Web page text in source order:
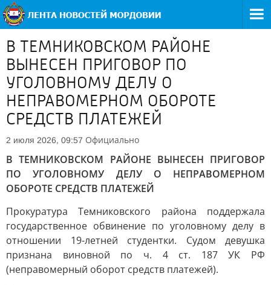
В ТЕМНИКОВСКОМ РАЙОНЕ
ВЫНЕСЕН ПРИГОВОР ПО
УГОЛОВНОМУ ДЕЛУ О
НЕПРАВОМЕРНОМ ОБОРОТЕ
СРЕДСТВ ПЛАТЕЖЕЙ
2 июля 2026, 09:57 Официально
В ТЕМНИКОВСКОМ РАЙОНЕ ВЫНЕСЕН ПРИГОВОР
ПО УГОЛОВНОМУ ДЕЛУ О НЕПРАВОМЕРНОМ
ОБОРОТЕ СРЕДСТВ ПЛАТЕЖЕЙ
Прокуратура Темниковского района поддержала
государственное обвинение по уголовному делу в
отношении 19-летней студентки. Судом девушка
признана виновной по ч. 4 ст. 187 УК РФ
(неправомерный оборот средств платежей).